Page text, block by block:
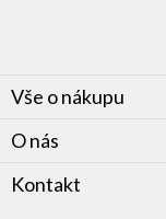
Vše o nákupu
O nás
Kontakt